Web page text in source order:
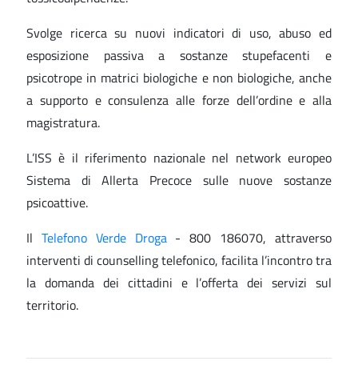
Svolge ricerca su nuovi indicatori di uso, abuso ed
esposizione passiva a sostanze stupefacenti e
psicotrope in matrici biologiche e non biologiche, anche
a supporto e consulenza alle forze dell’ordine e alla
magistratura.
L’ISS è il riferimento nazionale nel network europeo
Sistema di Allerta Precoce sulle nuove sostanze
psicoattive.
Il Telefono Verde Droga- 800 186070, attraverso
interventi di counselling telefonico, facilita l’incontro tra
la domanda dei cittadini e l’offerta dei servizi sul
territorio.